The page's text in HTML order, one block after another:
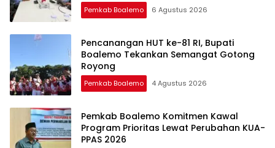
Pemkab Boalemo 6 Agustus 2026
Pencanangan HUT ke-81 RI, Bupati
Boalemo Tekankan Semangat Gotong
Royong
Pemkab Boalemo 4 Agustus 2026
Pemkab Boalemo Komitmen Kawal
Program Prioritas Lewat Perubahan KUA-
PPAS 2026